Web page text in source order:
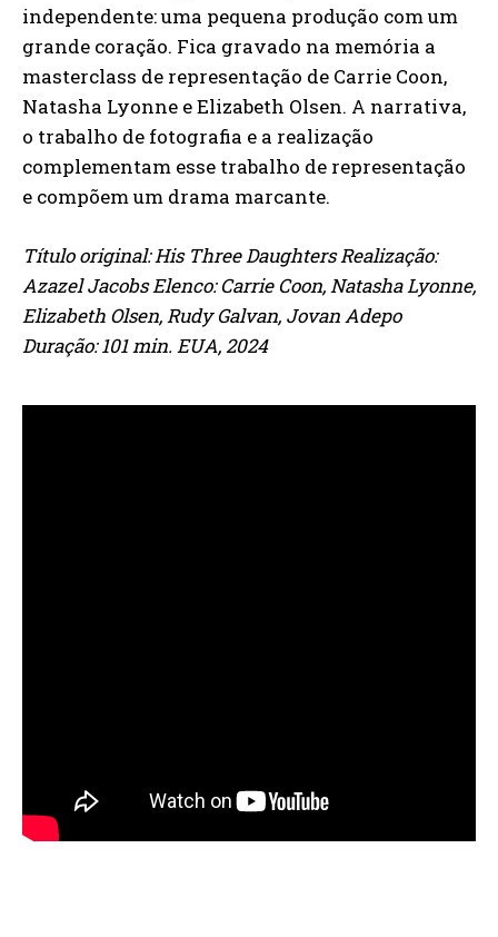
independente: uma pequena produção com um
grande coração. Fica gravado na memória a
masterclass de representação de Carrie Coon,
Natasha Lyonne e Elizabeth Olsen. A narrativa,
o trabalho de fotografia e a realização
complementam esse trabalho de representação
e compõem um drama marcante.
Título original: His Three Daughters Realização:
Azazel Jacobs Elenco: Carrie Coon, Natasha Lyonne,
Elizabeth Olsen, Rudy Galvan, Jovan Adepo
Duração: 101 min. EUA, 2024